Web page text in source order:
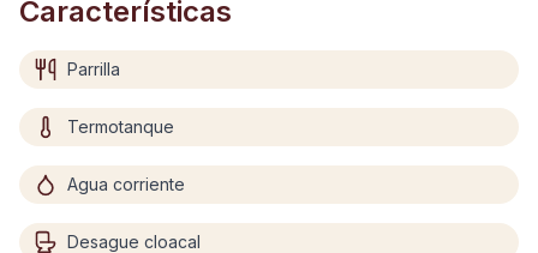
Características
Parrilla
Termotanque
Agua corriente
Desague cloacal